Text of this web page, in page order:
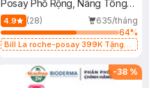
Posay Phổ Rộng, Nâng Tông
Kiềm Dầu 50ml
4.9 (28)
635/tháng
64%
Bill La roche-posay 399K Tặng
(SL có hạn)
-38 %